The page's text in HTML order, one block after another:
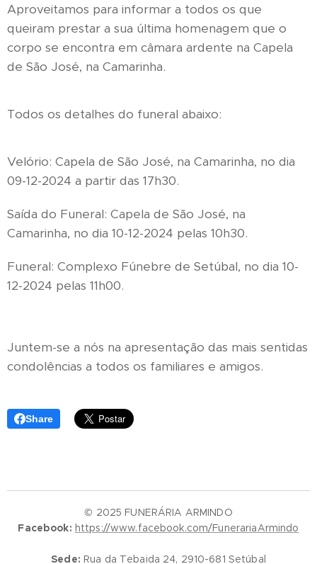
Aproveitamos para informar a todos os que
queiram prestar a sua última homenagem que o
corpo se encontra em câmara ardente na Capela
de São José, na Camarinha.
Todos os detalhes do funeral abaixo:
Velório: Capela de São José, na Camarinha, no dia
09-12-2024 a partir das 17h30.
Saída do Funeral: Capela de São José, na
Camarinha, no dia 10-12-2024 pelas 10h30.
Funeral: Complexo Fúnebre de Setúbal, no dia 10-
12-2024 pelas 11h00.
Juntem-se a nós na apresentação das mais sentidas
condolências a todos os familiares e amigos.
Share
© 2025 FUNERÁRIA ARMINDO
Facebook: https://www.facebook.com/FunerariaArmindo
Sede: Rua da Tebaida 24, 2910-681 Setúbal